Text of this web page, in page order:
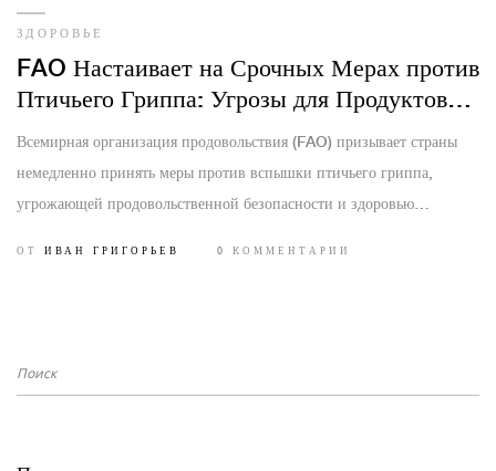
ЗДОРОВЬЕ
FAO Настаивает на Срочных Мерах против
Птичьего Гриппа: Угрозы для Продуктовой
Безопасности и Здоровья
Всемирная организация продовольствия (FAO) призывает страны
немедленно принять меры против вспышки птичьего гриппа,
угрожающей продовольственной безопасности и здоровью
ОТ ИВАН ГРИГОРЬЕВ 0 КОММЕНТАРИИ